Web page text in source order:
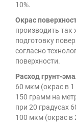
10%.
Окрас
производить
подготовку
согласно
поверхности.
Расход грунт-
60 мкм (окрас в 1
150 грамм на
при 20 градусах
100 мкм (окрас в